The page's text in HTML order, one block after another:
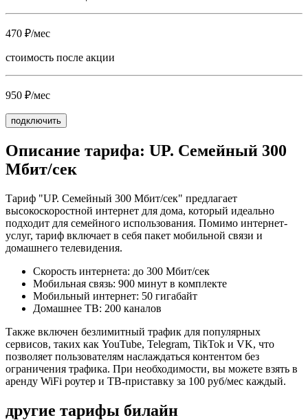
470 ₽/мес
стоимость после акции
950 ₽/мес
подключить
Описание тарифа: UP. Семейный 300
Мбит/сек
Тариф "UP. Семейный 300 Мбит/сек" предлагает
высокоскоростной интернет для дома, который идеально
подходит для семейного использования. Помимо интернет-
услуг, тариф включает в себя пакет мобильной связи и
домашнего телевидения.
Скорость интернета: до 300 Мбит/сек
Мобильная связь: 900 минут в комплекте
Мобильный интернет: 50 гигабайт
Домашнее ТВ: 200 каналов
Также включен безлимитный трафик для популярных
сервисов, таких как YouTube, Telegram, TikTok и VK, что
позволяет пользователям наслаждаться контентом без
ограничения трафика. При необходимости, вы можете взять в
аренду WiFi роутер и ТВ-приставку за 100 руб/мес каждый.
другие тарифы билайн